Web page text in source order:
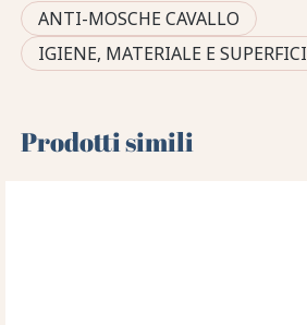
ANTI-MOSCHE CAVALLO
IGIENE, MATERIALE E SUPERFICI
Prodotti simili